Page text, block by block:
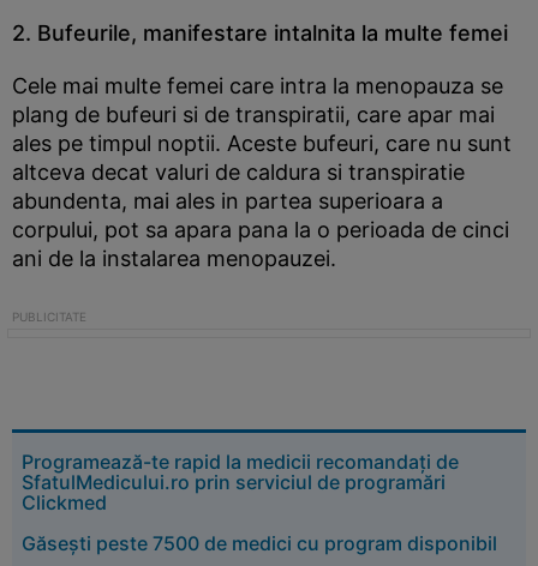
2. Bufeurile, manifestare intalnita la multe femei
Cele mai multe femei care intra la menopauza se
plang de bufeuri si de transpiratii, care apar mai
ales pe timpul noptii. Aceste bufeuri, care nu sunt
altceva decat valuri de caldura si transpiratie
abundenta, mai ales in partea superioara a
corpului, pot sa apara pana la o perioada de cinci
ani de la instalarea menopauzei.
Programează-te rapid la medicii recomandați de
SfatulMedicului.ro prin serviciul de programări
Clickmed
Găsești peste 7500 de medici cu program disponibil